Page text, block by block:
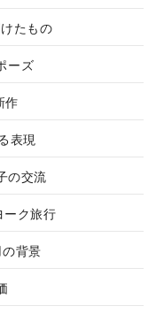
たもの
ーズ
作
表現
の交流
ーク旅行
背景